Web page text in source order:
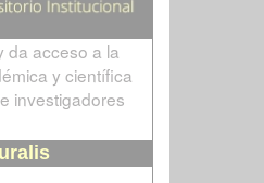
da acceso a la
y científica
investigadores